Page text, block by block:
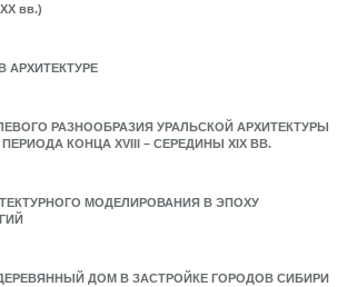
вв.)
АРХИТЕКТУРЕ
РАЗНООБРАЗИЯ УРАЛЬСКОЙ АРХИТЕКТУРЫ
КОНЦА XVIII – СЕРЕДИНЫ XIX ВВ.
МОДЕЛИРОВАНИЯ В ЭПОХУ
ДОМ В ЗАСТРОЙКЕ ГОРОДОВ СИБИРИ